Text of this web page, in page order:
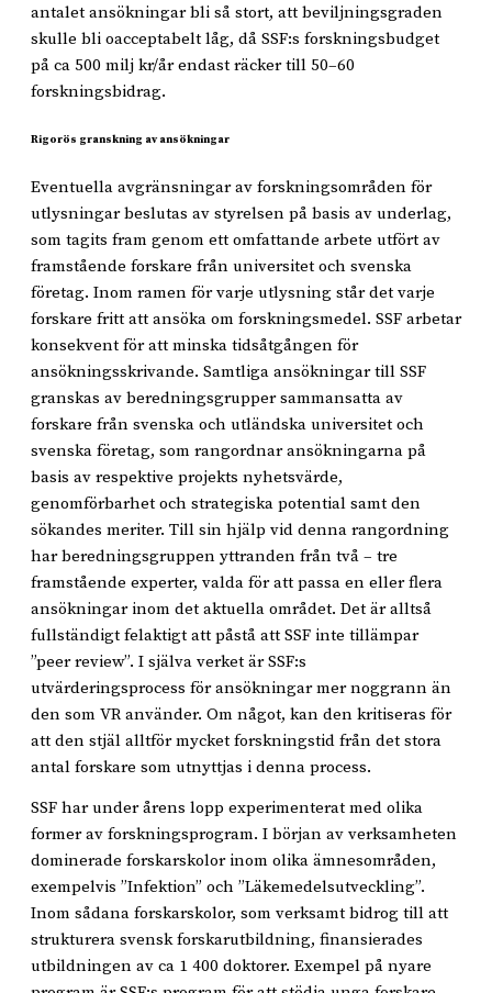
antalet ansökningar bli så stort, att beviljningsgraden
skulle bli oacceptabelt låg, då SSF:s forskningsbudget
på ca 500 milj kr/år endast räcker till 50–60
forskningsbidrag.
Rigorös granskning av ansökningar
Eventuella avgränsningar av forskningsområden för
utlysningar beslutas av styrelsen på basis av underlag,
som tagits fram genom ett omfattande arbete utfört av
framstående forskare från universitet och svenska
företag. Inom ramen för varje utlysning står det varje
forskare fritt att ansöka om forskningsmedel. SSF arbetar
konsekvent för att minska tidsåtgången för
ansökningsskrivande. Samtliga ansökningar till SSF
granskas av beredningsgrupper sammansatta av
forskare från svenska och utländska universitet och
svenska företag, som rangordnar ansökningarna på
basis av respektive projekts nyhetsvärde,
genomförbarhet och strategiska potential samt den
sökandes meriter. Till sin hjälp vid denna rangordning
har beredningsgruppen yttranden från två – tre
framstående experter, valda för att passa en eller flera
ansökningar inom det aktuella området. Det är alltså
fullständigt felaktigt att påstå att SSF inte tillämpar
”peer review”. I själva verket är SSF:s
utvärderingsprocess för ansökningar mer noggrann än
den som VR använder. Om något, kan den kritiseras för
att den stjäl alltför mycket forskningstid från det stora
antal forskare som utnyttjas i denna process.
SSF har under årens lopp experimenterat med olika
former av forskningsprogram. I början av verksamheten
dominerade forskarskolor inom olika ämnesområden,
exempelvis ”Infektion” och ”Läkemedelsutveckling”.
Inom sådana forskarskolor, som verksamt bidrog till att
strukturera svensk forskarutbildning, finansierades
utbildningen av ca 1 400 doktorer. Exempel på nyare